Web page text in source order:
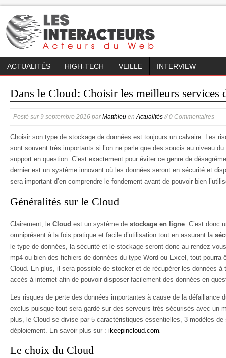
ACTUALITÉS HIGH-TECH VEILLE INTERVIEW
Dans le Cloud: Choisir les meilleurs services
Posté sur9 septembre 2016 parMatthieu enActualités// 0 Commentaires
Choisir son type de stockage de données est toujours un calvaire. Les
sont souvent très importants si l’on ne parle que des soucis au niveau
support en question. C’est exactement pour éviter ce genre de
dernier est un système innovant où les données seront en sécurité et
sera important d’en comprendre le fondement avant de pouvoir bien
Généralités sur le Cloud
Clairement, le Cloud est un système de stockage en ligne . C’est donc
omniprésent à la fois pratique et facile d’utilisation tout en assurant la
le type de données, la sécurité et le stockage seront donc au rendez
mp4 ou bien des fichiers de données du type Word ou Excel, tout pourra
Cloud. En plus, il sera possible de stocker et de récupérer les données à
accès à internet afin de pouvoir disposer facilement des données en
Les risques de perte des données importantes à cause de la défaillance
exclus puisque tout sera gardé sur des serveurs très sécurisés avec un
plus, le Cloud se divise par 5 caractéristiques essentielles, 3 modèles
déploiement. En savoir plus sur : ikeepincloud.com
Le choix du Cloud